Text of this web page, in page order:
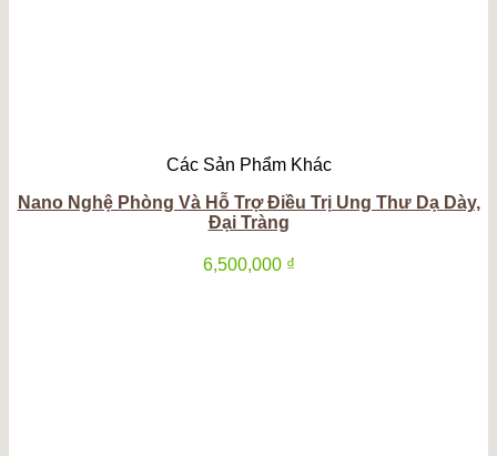
Các Sản Phẩm Khác
Nano Nghệ Phòng Và Hỗ Trợ Điều Trị Ung Thư Dạ Dày,
Đại Tràng
6,500,000 ₫